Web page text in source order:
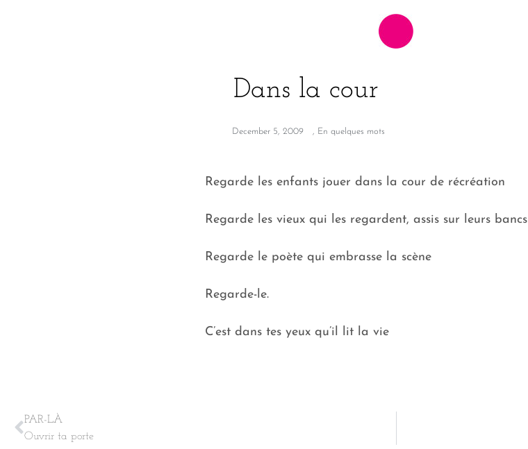
Dans la cour
December 5, 2009 , En quelques mots
Regarde les enfants jouer dans la cour de récréation
Regarde les vieux qui les regardent, assis sur leurs bancs
Regarde le poète qui embrasse la scène
Regarde-le.
C’est dans tes yeux qu’il lit la vie
PAR-LÀ
Ouvrir ta porte